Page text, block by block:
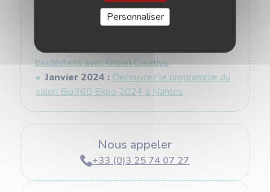
Visitez les sites de méthanisation
de la STEP de Strasbourg et de BIOMETHA, la
biodéchets avec Green Creative
Janvier 2024 : Découvrez le programme du
salon Bio360 Expo 2024 à Nantes
Nous appeler
+33 (0)3 25 74 07 27
Personnaliser